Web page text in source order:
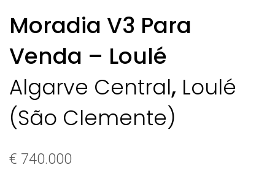
Moradia V3 Para
Venda – Loulé
Algarve Central, Loulé
(São Clemente)
€ 740.000